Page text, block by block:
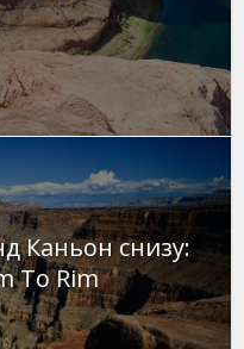
Каньон снизу:
To Rim